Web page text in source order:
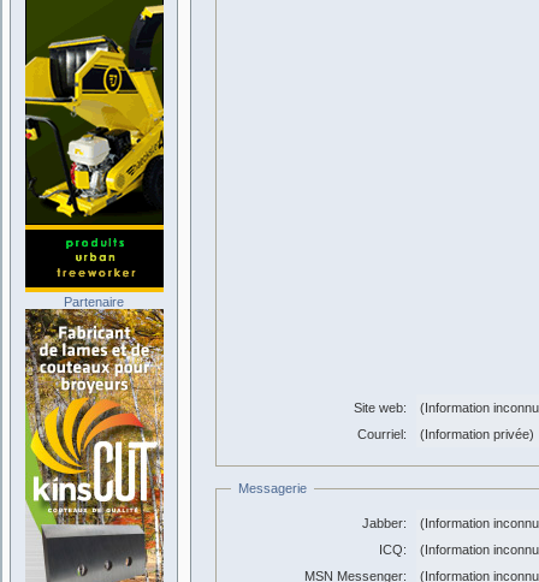
Site web:
(Information
Courriel:
(Information privée)
Messagerie
Jabber:
(Information
ICQ:
(Information
MSN Messenger:
(Information
Partenaire